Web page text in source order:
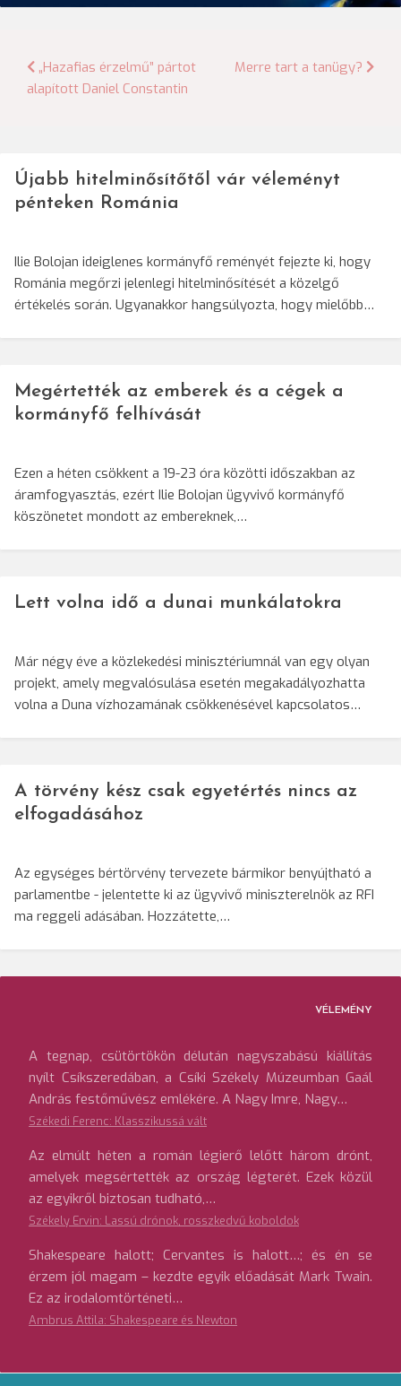
Bejegyzés
navigáció
„Hazafias érzelmű” pártot
alapított Daniel Constantin
Merre tart a tanügy?
Újabb hitelminősítőtől vár véleményt
pénteken Románia
Ilie Bolojan ideiglenes kormányfő reményét fejezte ki, hogy
Románia megőrzi jelenlegi hitelminősítését a közelgő
értékelés során. Ugyanakkor hangsúlyozta, hogy mielőbb…
Megértették az emberek és a cégek a
kormányfő felhívását
Ezen a héten csökkent a 19-23 óra közötti időszakban az
áramfogyasztás, ezért Ilie Bolojan ügyvivő kormányfő
köszönetet mondott az embereknek,…
Lett volna idő a dunai munkálatokra
Már négy éve a közlekedési minisztériumnál van egy olyan
projekt, amely megvalósulása esetén megakadályozhatta
volna a Duna vízhozamának csökkenésével kapcsolatos…
A törvény kész csak egyetértés nincs az
elfogadásához
Az egységes bértörvény tervezete bármikor benyújtható a
parlamentbe - jelentette ki az ügyvivő miniszterelnök az RFI
ma reggeli adásában. Hozzátette,…
VÉLEMÉNY
A tegnap, csütörtökön délután nagyszabású kiállítás
nyílt Csíkszeredában, a Csíki Székely Múzeumban Gaál
András festőművész emlékére. A Nagy Imre, Nagy…
Székedi Ferenc: Klasszikussá vált
Az elmúlt héten a román légierő lelőtt három drónt,
amelyek megsértették az ország légterét. Ezek közül
az egyikről biztosan tudható,…
Székely Ervin: Lassú drónok, rosszkedvű koboldok
Shakespeare halott; Cervantes is halott…; és én se
érzem jól magam – kezdte egyik előadását Mark Twain.
Ez az irodalomtörténeti…
Ambrus Attila: Shakespeare és Newton